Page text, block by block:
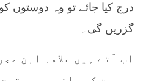
درج کیا جائے تو وہ دوستوں
گزریں گی۔
اب آتے ہیں علامہ ابن